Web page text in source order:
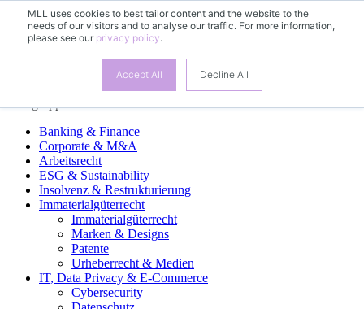
MLL uses cookies to best tailor content and the website to the
needs of our visitors and to analyse our traffic. For more information,
please see our privacy policy.
Accept All Decline All
FRES
Banking & Finance
Corporate & M&A
Arbeitsrecht
ESG & Sustainability
Insolvenz & Restrukturierung
Immaterialgüterrecht
Immaterialgüterrecht
Marken & Designs
Patente
Urheberrecht & Medien
IT, Data Privacy & E-Commerce
Cybersecurity